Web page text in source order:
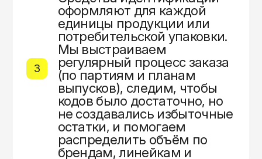
3
оформляют для каждой
единицы продукции или
потребительской упаковки.
Мы выстраиваем
регулярный процесс заказа
(по партиям и планам
выпусков), следим, чтобы
кодов было достаточно, но
не создавались избыточные
остатки, и помогаем
распределить объём по
брендам, линейкам и